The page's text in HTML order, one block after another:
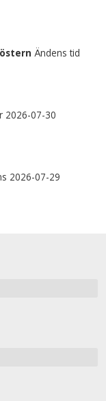
Ändens tid
2026-07-30
2026-07-29